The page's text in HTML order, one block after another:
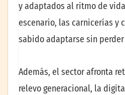
y adaptados al ritmo de
escenario, las carnicerías y
sabido adaptarse sin
Además, el sector afronta
relevo generacional, la